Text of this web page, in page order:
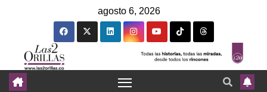
agosto 6, 2026